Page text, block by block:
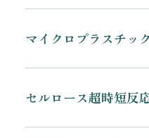
マイクロプラスチッ
セルロース超時短反